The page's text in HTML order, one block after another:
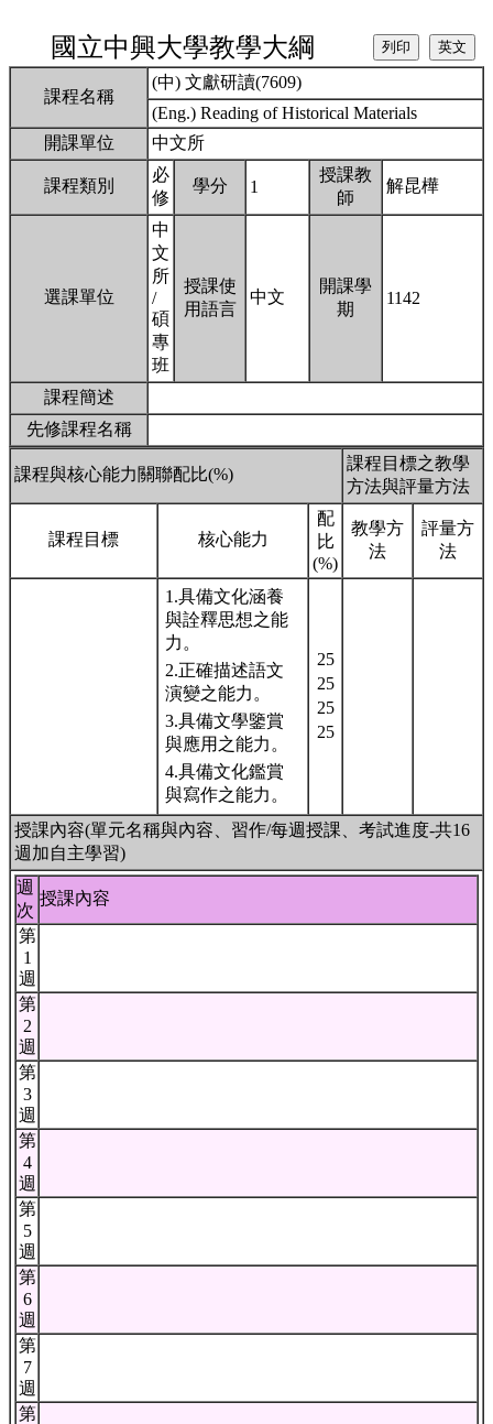
國立中興大學教學大綱
課程名稱
(中) 文獻研讀(7609)
(Eng.) Reading of Historical Materials
開課單位
中文所
課程類別
必
修
學分 1
授課教
師
解昆樺
選課單位
中
文
所
/
碩
專
班
授課使
用語言
中文
開課學
期
1142
課程簡述
先修課程名稱
課程與核心能力關聯配比(%)
課程目標之教學
方法與評量方法
課程目標 核心能力
配
比
(%)
教學方
法
評量方
法
1.具備文化涵養
與詮釋思想之能
力。
2.正確描述語文
演變之能力。
3.具備文學鑒賞
與應用之能力。
4.具備文化鑑賞
與寫作之能力。
25
25
25
25
授課內容(單元名稱與內容、習作/每週授課、考試進度-共16
週加自主學習)
週
次
授課內容
第
1
週
第
2
週
第
3
週
第
4
週
第
5
週
第
6
週
第
7
週
第